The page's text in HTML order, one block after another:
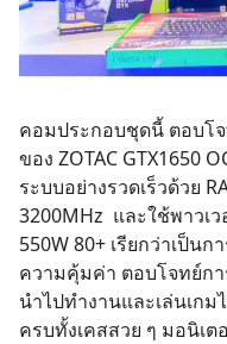
คอมประกอบชุดนี้ ตอบโจ
ของ ZOTAC GTX1650
ระบบอย่างรวดเร็วด้วย
3200MHz และใช้พาวเ
550W 80+ เรียกว่าเป็นก
ความคุ้มค่า ตอบโจทย์ก
นำไปทำงานและเล่นเก
ครบทั้งเคสสวย ๆ มอนิเ